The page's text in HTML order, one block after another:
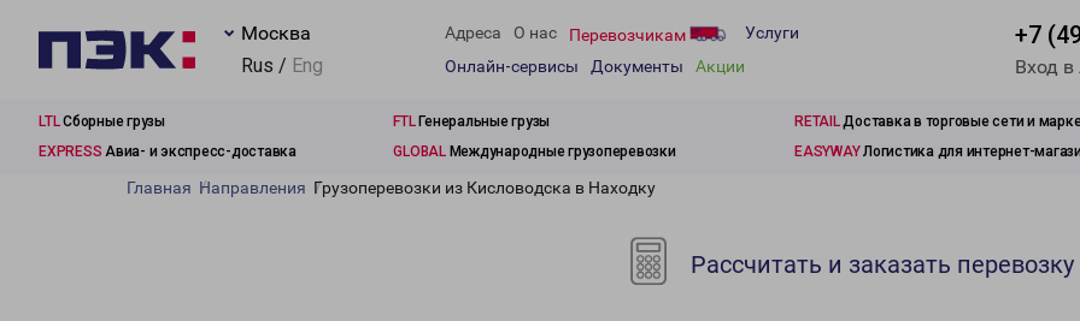
Москва
Rus / Eng
Адреса О нас Перевозчикам
Услуги
Онлайн-сервисы
Документы Акции
+7
Вход
LTLСборные грузы FTLГенеральные грузы RETAILДоставка в торговые сети и
EXPRESS Авиа- и экспресс-доставка GLOBALМеждународные грузоперевозки EASYWAYЛогистика для интернет-
Главная Направления Грузоперевозки из Кисловодска в Находку
Рассчитать и заказать перевозку